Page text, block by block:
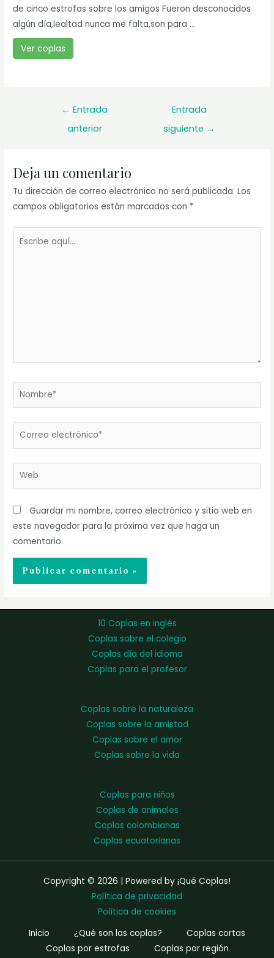
de cinco estrofas sobre los amigos Fueron desconocidos
algún día,lealtad nunca me falta,son para ...
Ver coplas
Navegación
← Entrada
anterior
Entrada
siguiente →
Deja un comentario
Tu dirección de correo electrónico no será publicada. Los
campos obligatorios están marcados con *
Nombre*
Correo
Web
Guardar mi nombre, correo electrónico y sitio web en
este navegador para la próxima vez que haga un
comentario.
10 Coplas en inglés
Coplas sobre el colegio
Coplas día del idioma
Coplas para el profesor
Coplas sobre la naturaleza
Coplas sobre la amistad
Coplas sobre el amor
Coplas sobre la vida
Coplas para niños
Coplas de animales
Coplas colombianas
Coplas ecuatorianas
Copyright © 2026 | Powered by ¡Qué Coplas!
Política de privacidad
Política de cookies
Inicio
¿Qué son las coplas?
Coplas cortas
Coplas por estrofas
Coplas por región